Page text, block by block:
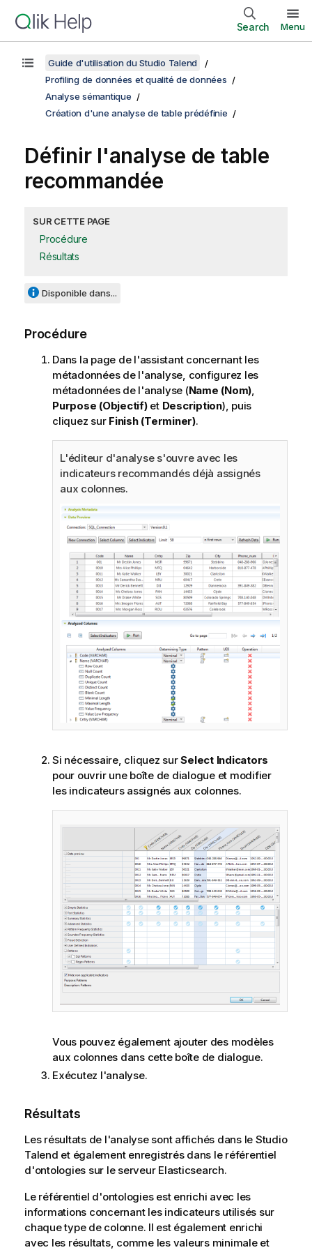
Search Menu
Guide d'utilisation du Studio Talend
Profiling de données et qualité de données
Analyse sémantique
Création d'une analyse de table prédéfinie
Définir l'analyse de table
recommandée
SUR CETTE PAGE
Procédure
Résultats
Disponible dans...
Procédure
Dans la page de l'assistant concernant les
métadonnées de l'analyse, configurez les
métadonnées de l'analyse (Name (Nom),
Purpose (Objectif)et Description), puis
cliquez sur Finish (Terminer).
L'éditeur d'analyse s'ouvre avec les
indicateurs recommandés déjà assignés
aux colonnes.
Si nécessaire, cliquez surSelect Indicators
pour ouvrir une boîte de dialogue et modifier
les indicateurs assignés aux colonnes.
Vous pouvez également ajouter des modèles
aux colonnes dans cette boîte de dialogue.
Exécutez l'analyse.
Résultats
Les résultats de l'analyse sont affichés dans le Studio
Talend et également enregistrés dans le référentiel
d'ontologies sur le serveur Elasticsearch.
Le référentiel d'ontologies est enrichi avec les
informations concernant les indicateurs utilisés sur
chaque type de colonne. Il est également enrichi
avec les résultats, comme les valeurs minimale et